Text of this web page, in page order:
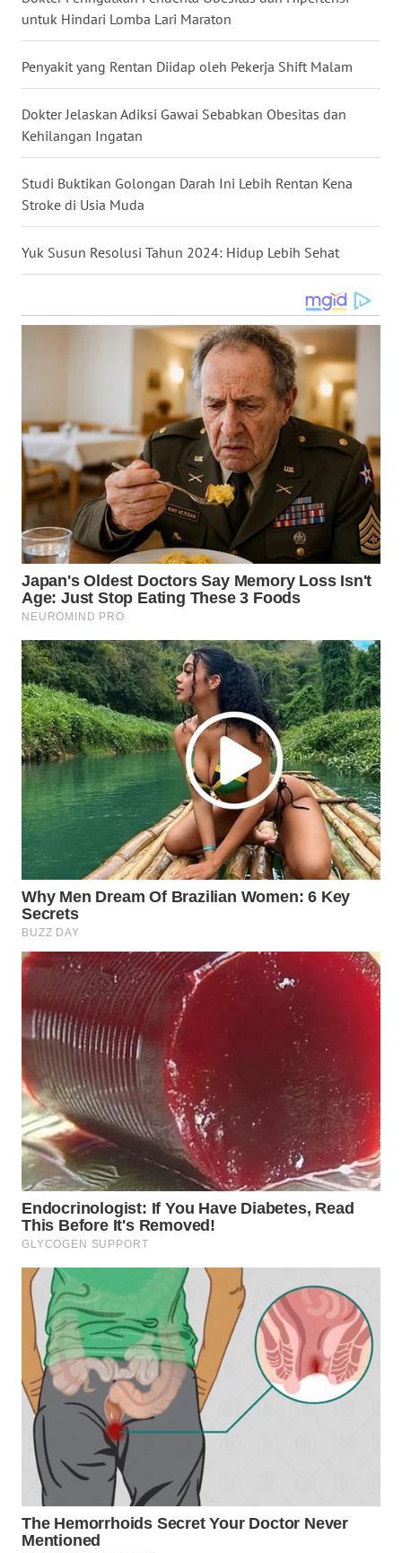
untuk Hindari Lomba Lari Maraton
Penyakit yang Rentan Diidap oleh Pekerja Shift Malam
Dokter Jelaskan Adiksi Gawai Sebabkan Obesitas dan
Kehilangan Ingatan
Studi Buktikan Golongan Darah Ini Lebih Rentan Kena
Stroke di Usia Muda
Yuk Susun Resolusi Tahun 2024: Hidup Lebih Sehat
WN
NUSANTARA
WN
JOGJA
WN
WN
KALTARA
WN
KALSEL
WN
KALTIM
WN
SULSEL
WN
GORONTALO
WN
SULUT
WN
MALUKU
MALUT
WN
DAIRI
WN
DANAU
TOBA
WN
NIAS
WN
LANGKAT
WN
SELATAN
WN
TANJUNG
LESUNG
WN
KARO
WN
SIMALUNGUN
WN